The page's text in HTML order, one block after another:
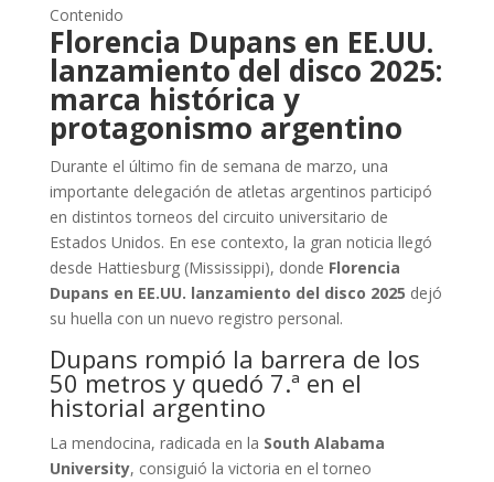
Contenido
Florencia Dupans en EE.UU.
lanzamiento del disco 2025:
marca histórica y
protagonismo argentino
Durante el último fin de semana de marzo, una
importante delegación de atletas argentinos participó
en distintos torneos del circuito universitario de
Estados Unidos. En ese contexto, la gran noticia llegó
desde Hattiesburg (Mississippi), donde Florencia
Dupans en EE.UU. lanzamiento del disco 2025 dejó
su huella con un nuevo registro personal.
Dupans rompió la barrera de los
50 metros y quedó 7.ª en el
historial argentino
La mendocina, radicada en la South Alabama
University, consiguió la victoria en el torneo